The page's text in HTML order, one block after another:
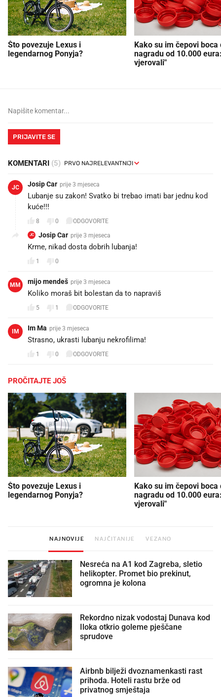
Što povezuje Lexus i
legendarnog Ponyja?
Kako su im čepovi boca
nagradu od 10.000
vjerovali"
PRIJAVITE SE
KOMENTARI (5)
JC Josip Car prije 3 mjeseca
Lubanje su zakon! Svatko bi trebao imati bar jednu kod
kuće!!!
8 0 ODGOVORITE
JC Josip Car prije 3 mjeseca
Krme, nikad dosta dobrih lubanja!
1 0
MM mijo mendeš prije 3 mjeseca
Koliko moraš bit bolestan da to napraviš
5 1 ODGOVORITE
IM Im Ma prije 3 mjeseca
Strasno, ukrasti lubanju nekrofilima!
1 0 ODGOVORITE
PROČITAJTE JOŠ
Što povezuje Lexus i
legendarnog Ponyja?
Kako su im čepovi boca
nagradu od 10.000
vjerovali"
NAJNOVIJE NAJČITANIJE VEZANO
Nesreća na A1 kod Zagreba, sletio
helikopter. Promet bio prekinut,
ogromna je kolona
Rekordno nizak vodostaj Dunava kod
Iloka otkrio goleme pješčane
sprudove
Airbnb bilježi dvoznamenkasti rast
prihoda. Hoteli rastu brže od
privatnog smještaja